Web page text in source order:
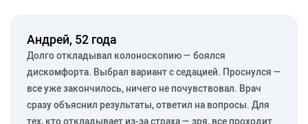
Андрей, 52 года
Долго откладывал колоноскопию — боялся
дискомфорта. Выбрал вариант с седацией. Проснулся —
все уже закончилось, ничего не почувствовал. Врач
сразу объяснил результаты, ответил на вопросы. Для
тех, кто откладывает из-за страха — зря, все проходит